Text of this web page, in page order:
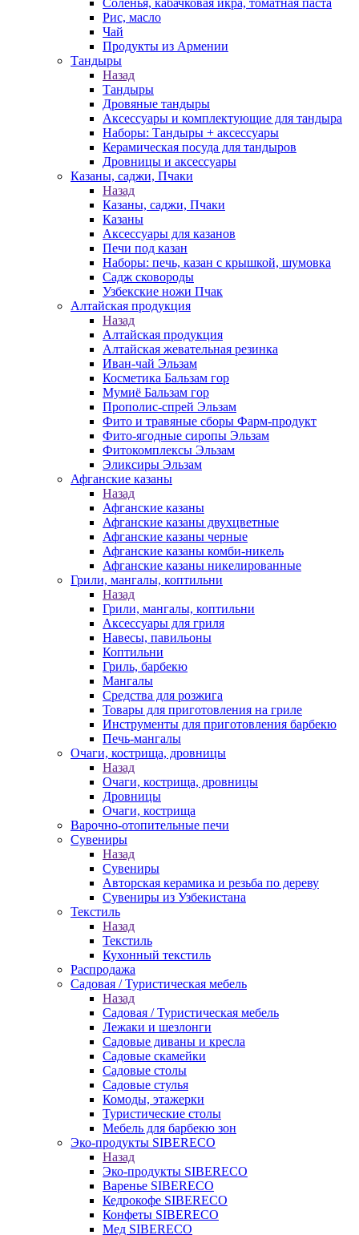
Соленья, кабачковая икра, томатная паста
Рис, масло
Чай
Продукты из Армении
Тандыры
Назад
Тандыры
Дровяные тандыры
Аксессуары и комплектующие для тандыра
Наборы: Тандыры + аксессуары
Керамическая посуда для тандыров
Дровницы и аксессуары
Казаны, саджи, Пчаки
Назад
Казаны, саджи, Пчаки
Казаны
Аксессуары для казанов
Печи под казан
Наборы: печь, казан с крышкой, шумовка
Садж сковороды
Узбекские ножи Пчак
Алтайская продукция
Назад
Алтайская продукция
Алтайская жевательная резинка
Иван-чай Эльзам
Косметика Бальзам гор
Мумиё Бальзам гор
Прополис-спрей Эльзам
Фито и травяные сборы Фарм-продукт
Фито-ягодные сиропы Эльзам
Фитокомплексы Эльзам
Эликсиры Эльзам
Афганские казаны
Назад
Афганские казаны
Афганские казаны двухцветные
Афганские казаны черные
Афганские казаны комби-никель
Афганские казаны никелированные
Грили, мангалы, коптильни
Назад
Грили, мангалы, коптильни
Аксессуары для гриля
Навесы, павильоны
Коптильни
Гриль, барбекю
Мангалы
Средства для розжига
Товары для приготовления на гриле
Инструменты для приготовления барбекю
Печь-мангалы
Очаги, кострища, дровницы
Назад
Очаги, кострища, дровницы
Дровницы
Очаги, кострища
Варочно-отопительные печи
Сувениры
Назад
Сувениры
Авторская керамика и резьба по дереву
Сувениры из Узбекистана
Текстиль
Назад
Текстиль
Кухонный текстиль
Распродажа
Садовая / Туристическая мебель
Назад
Садовая / Туристическая мебель
Лежаки и шезлонги
Садовые диваны и кресла
Садовые скамейки
Садовые столы
Садовые стулья
Комоды, этажерки
Туристические столы
Мебель для барбекю зон
Эко-продукты SIBERECO
Назад
Эко-продукты SIBERECO
Варенье SIBERECO
Кедрокофе SIBERECO
Конфеты SIBERECO
Мед SIBERECO